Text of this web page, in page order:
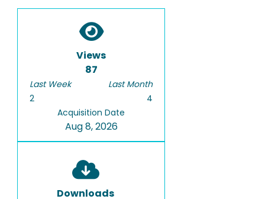
Views
87
Last Week
2
Last Month
4
Acquisition Date
Aug 8, 2026
Downloads